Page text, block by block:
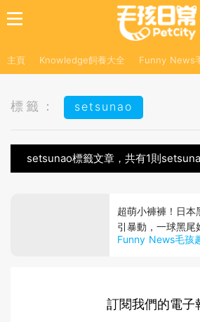
主頁 Knowledge飼養大全 Funny News
標籤： setsunao
setsunao標籤文章，共有1則
Funny News毛孩
超萌小褲褲！日本
引暴動，一球黑尾
訂閱我們的電子